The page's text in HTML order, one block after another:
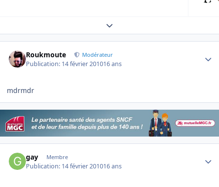
Expand topic overview
Roukmoute Modérateur
Publication: 14 février 201016 ans
mdrmdr
gay Membre
Publication: 14 février 201016 ans